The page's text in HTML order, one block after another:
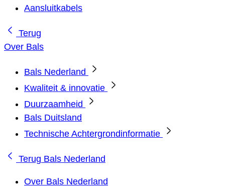
Aansluitkabels
Terug
Over Bals
Bals Nederland
Kwaliteit & innovatie
Duurzaamheid
Bals Duitsland
Technische Achtergrondinformatie
Terug Bals Nederland
Over Bals Nederland